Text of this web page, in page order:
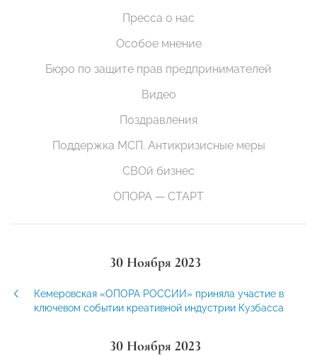
Пресса о нас
Особое мнение
Бюро по защите прав предпринимателей
Видео
Поздравления
Поддержка МСП. Антикризисные меры
СВОй бизнес
ОПОРА — СТАРТ
30 Ноября 2023
Кемеровская «ОПОРА РОССИИ» приняла участие в
ключевом событии креативной индустрии Кузбасса
30 Ноября 2023